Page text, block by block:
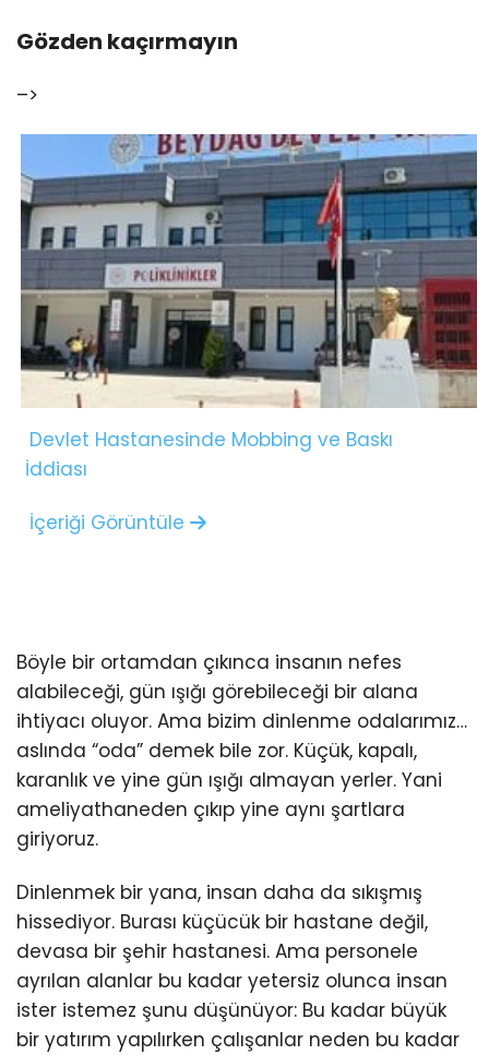
Gözden kaçırmayın
–>
Devlet Hastanesinde Mobbing ve Baskı
İddiası
İçeriği Görüntüle
Böyle bir ortamdan çıkınca insanın nefes
alabileceği, gün ışığı görebileceği bir alana
ihtiyacı oluyor. Ama bizim dinlenme odalarımız…
aslında “oda” demek bile zor. Küçük, kapalı,
karanlık ve yine gün ışığı almayan yerler. Yani
ameliyathaneden çıkıp yine aynı şartlara
giriyoruz.
Dinlenmek bir yana, insan daha da sıkışmış
hissediyor. Burası küçücük bir hastane değil,
devasa bir şehir hastanesi. Ama personele
ayrılan alanlar bu kadar yetersiz olunca insan
ister istemez şunu düşünüyor: Bu kadar büyük
bir yatırım yapılırken çalışanlar neden bu kadar